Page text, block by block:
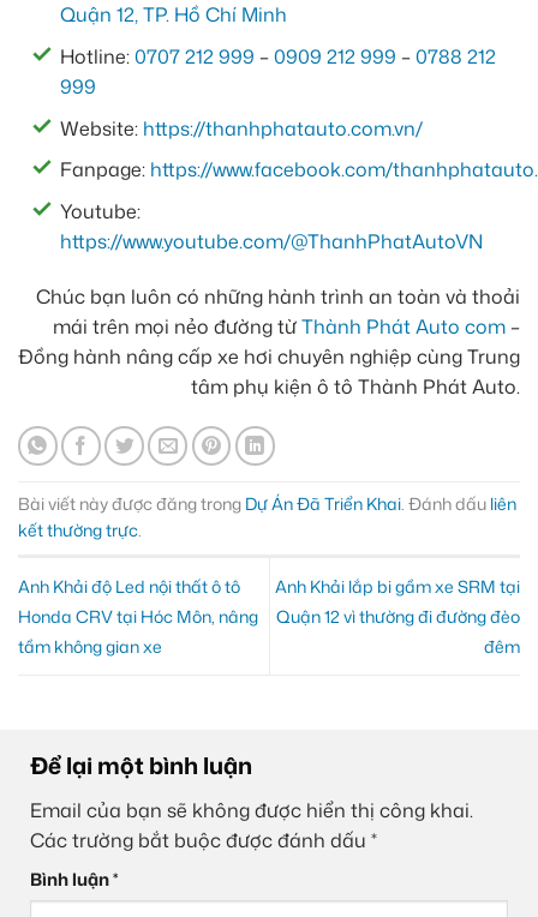
Quận 12, TP. Hồ Chí Minh
Hotline:0707 212 999 –0909 212 999 –0788 212
999
Website: https://thanhphatauto.com.vn/
Fanpage: https://www.facebook.com/
Youtube:
https://www.youtube.com/@ThanhPhatAutoVN
Chúc bạn luôn có những hành trình an toàn và thoải
mái trên mọi nẻo đường từThành Phát Auto com –
Đồng hành nâng cấp xe hơi chuyên nghiệp cùng Trung
tâm phụ kiện ô tô Thành Phát Auto.
Bài viết này được đăng trong Dự Án Đã Triển Khai. Đánh dấu liên
kết thường trực.
Anh Khải độ Led nội thất ô tô
Honda CRV tại Hóc Môn, nâng
tầm không gian xe
Anh Khải lắp bi gầm xe SRM tại
Quận 12 vì thường đi đường đèo
đêm
Để lại một bình luận
Email của bạn sẽ không được hiển thị công khai.
Các trường bắt buộc được đánh dấu *
Bình luận*